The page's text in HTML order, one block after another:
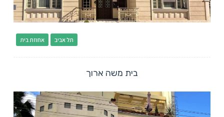
אחוזת בית תל אביב
בית משה ארוך